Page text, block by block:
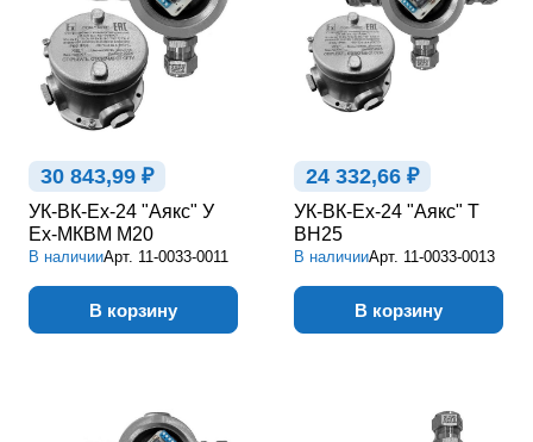
30 843,99 ₽
УК-ВК-Ex-24 "Аякс" У
Ex-МКВМ М20
В наличииАрт. 11-0033-0011
В корзину
24 332,66 ₽
УК-ВК-Ex-24 "Аякс" Т
ВН25
В наличииАрт. 11-0033-0013
В корзину